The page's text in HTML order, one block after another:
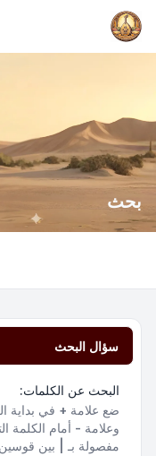
بحث
سؤال البحث
البحث عن الكلمات:
ضع علامة + في بداية
وعلامة - أمام الكلمة
مفصولة بـ
بين